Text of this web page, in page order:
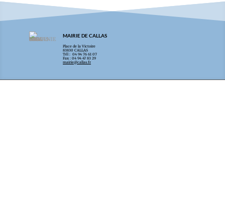
MAIRIE DE CALLAS
Place de la Victoire
83830 CALLAS
Tél : 04 94 76 61 07
Fax : 04 94 47 83 29
mairie@callas.fr